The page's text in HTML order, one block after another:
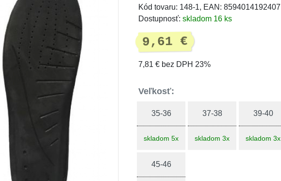
Kód tovaru: 148-1, EAN: 8594014192407
Dostupnosť: skladom 16 ks
9,61 €
7,81 € bez DPH 23%
Veľkosť:
35-36
skladom 5x
37-38
skladom 3x
39-40
skladom 3x
45-46